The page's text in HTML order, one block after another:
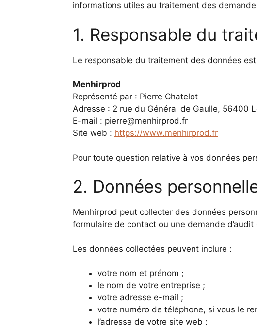
informations utiles au traitement des
1. Responsable du
Le responsable du traitement des données
Menhirprod
Représenté par : Pierre Chatelot
Adresse : 2 rue du Général de Gaulle, 56400
E-mail : pierre@menhirprod.fr
Site web : https://www.menhirprod.fr
Pour toute question relative à vos données
2. Données
Menhirprod peut collecter des données
formulaire de contact ou une demande d’audit
Les données collectées peuvent inclure :
votre nom et prénom ;
le nom de votre entreprise ;
votre adresse e-mail ;
votre numéro de téléphone, si vous le
l’adresse de votre site web ;